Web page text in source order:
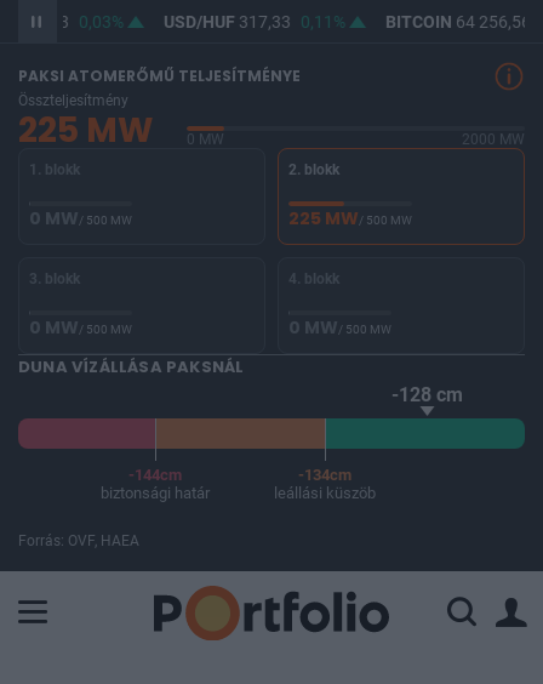
365,53 0,03% USD/HUF317,33 0,11% BITCOIN64 256,56
PAKSI ATOMERŐMŰ TELJESÍTMÉNYE
Összteljesítmény
225 MW 0 MW
2000 MW
1. blokk
0 MW/ 500 MW
2. blokk
225 MW/ 500 MW
3. blokk
0 MW/ 500 MW
4. blokk
0 MW/ 500 MW
DUNA VÍZÁLLÁSA PAKSNÁL
-128 cm
-144cm
biztonsági határ
-134cm
leállási küszöb
Forrás: OVF, HAEA